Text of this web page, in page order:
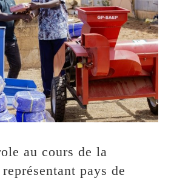
au cours de la
pays de